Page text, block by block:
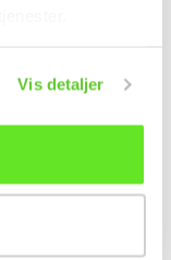
Vis detaljer
Dessert